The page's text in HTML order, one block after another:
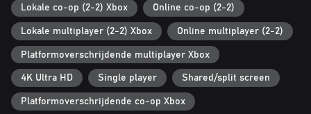
Lokale co-op (2-2) Xbox Online co-op (2-2)
Lokale multiplayer (2-2) Xbox Online multiplayer (2-2)
Platformoverschrijdende multiplayer Xbox
4K Ultra HD Single player Shared/split screen
Platformoverschrijdende co-op Xbox